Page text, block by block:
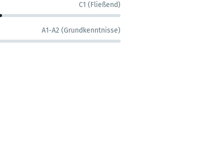
C1 (Fließend)
A1-A2 (Grundkenntnisse)